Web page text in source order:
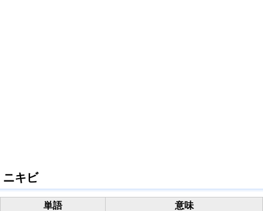
ニキビ
単語 意味